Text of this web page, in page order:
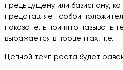
предыдущему или базисному,
представляет собой
показатель принято называть
выражается в процентах, т.е.
Цепной темп роста будет